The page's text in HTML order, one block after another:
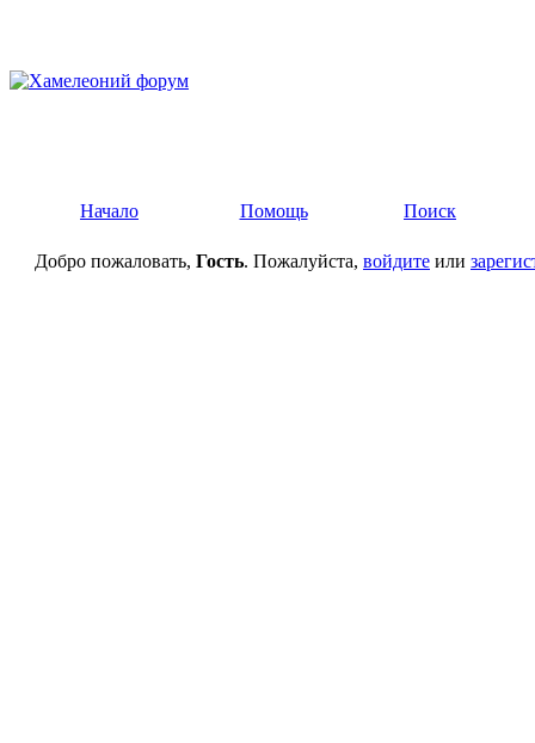
Начало Помощь Поиск
Добро пожаловать, Гость. Пожалуйста, войдите или